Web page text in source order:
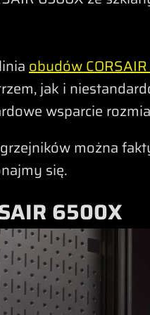
obudów
jak i
wsparcie
można
się.
6500X